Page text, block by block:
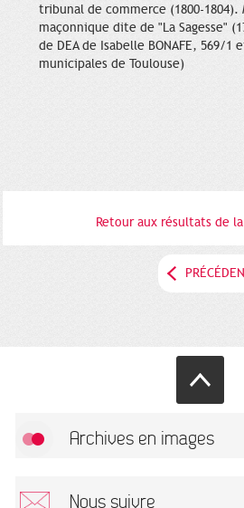
tribunal de commerce (1800-1804).
maçonnique dite de "La Sagesse"
de DEA de Isabelle BONAFE, 569/1
municipales de Toulouse)
Retour aux résultats de
Archives en images
Nous suivre